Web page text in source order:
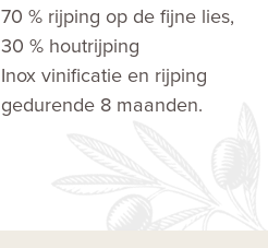
70 % rijping op de fijne lies,
30 % houtrijping
Inox vinificatie en rijping
gedurende 8 maanden.